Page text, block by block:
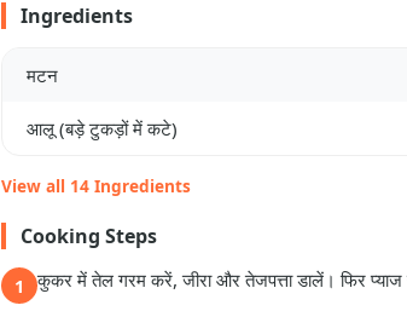
Ingredients
मटन
आलू (बड़े टुकड़ों में कटे)
View all 14 Ingredients
Cooking Steps
1 कुकर में तेल गरम करें, जीरा और तेजपत्ता डालें। फिर